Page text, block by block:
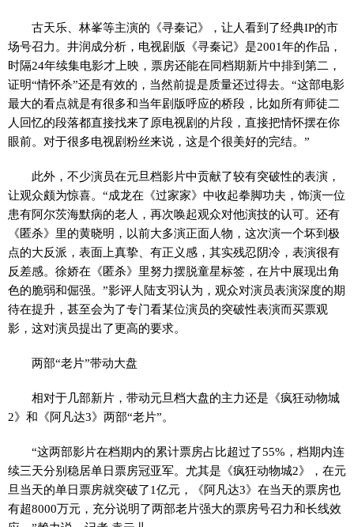
古天乐、林峯等主演的《寻秦记》，让人看到了经典IP的市
场号召力。井润成分析，电视剧版《寻秦记》是2001年的作品，
时隔24年续集电影才上映，票房还能在同档期新片中排到第二，
证明“情怀杀”还是有效的，当然前提是质量还过得去。“这部电影
最大的看点就是有很多和当年剧版呼应的桥段，比如所有师徒二
人回忆的段落都直接找来了原电视剧的片段，直接把情怀摆在你
眼前。对于很多电视剧粉丝来说，这是个很美好的完结。”
此外，不少演员在元旦档影片中贡献了较有突破性的表演，
让观众颇为惊喜。“成龙在《过家家》中收起拳脚功夫，饰演一位
患有阿尔茨海默病的老人，再次唤起观众对他演技的认可。还有
《匿杀》里的黄晓明，以前大多演正面人物，这次演一个坏到极
点的大反派，表面上真挚、有正义感，其实残忍阴冷，表演很有
反差感。徐娇在《匿杀》里努力摆脱童星标签，在片中展现出角
色的脆弱和倔强。”影评人陆支羽认为，观众对演员表演深度的期
待在提升，甚至会为了专门看某位演员的突破性表演而买票观
影，这对演员提出了更高的要求。
两部“老片”带动大盘
相对于几部新片，带动元旦档大盘的主力还是《疯狂动物城
2》和《阿凡达3》两部“老片”。
“这两部影片在档期内的累计票房占比超过了55%，档期内连
续三天分别稳居单日票房冠亚军。尤其是《疯狂动物城2》，在元
旦当天的单日票房就突破了1亿元，《阿凡达3》在当天的票房也
有超8000万元，充分说明了两部老片强大的票房号召力和长线效